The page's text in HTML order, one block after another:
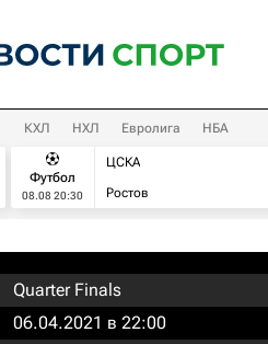
КХЛ НХЛ Евролига НБА
Футбол
08.08 20:30
ЦСКА
Ростов
Quarter Finals
06.04.2021 в 22:00